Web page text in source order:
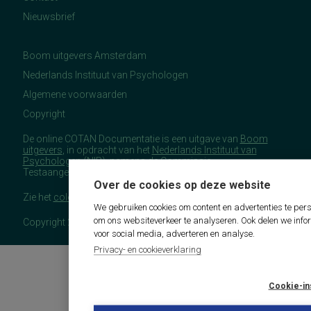
Over de cookies op deze website
We gebruiken cookies om content en advertenties te
om ons websiteverkeer te analyseren. Ook delen we
voor social media, adverteren en analyse.
Privacy- en cookieverklaring
Cookie-
Nieuwsbrief
Boom uitgevers Amsterdam
Nederlands Instituut van Psychologen
Algemene voorwaarden
Copyright
De online COTAN Documentatie is een uitgave van Boom
uitgevers , in opdracht van het Nederlands Instituut van
Psychologen(NIP), namens de Commissie
Testaangelegenheden Nederland (COTAN).
Zie het colofon
Copyright 2026 - COTAN Documentatie